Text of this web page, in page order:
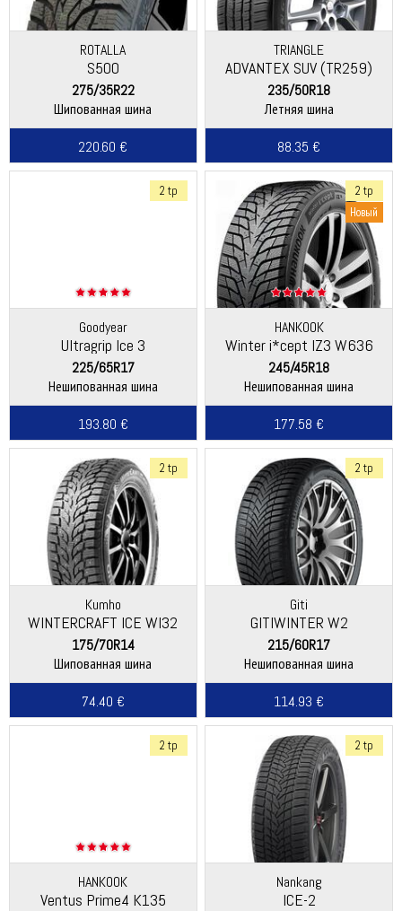
ROTALLA
S500
275/35R22
Шипованная шина
220.60 €
TRIANGLE
ADVANTEX SUV (TR259)
235/50R18
Летняя шина
88.35 €
2 tp
Goodyear
Ultragrip Ice 3
225/65R17
Нешипованная шина
193.80 €
2 tp
Новый
HANKOOK
Winter i*cept IZ3 W636
245/45R18
Нешипованная шина
177.58 €
2 tp
Kumho
WINTERCRAFT ICE WI32
175/70R14
Шипованная шина
74.40 €
2 tp
Giti
GITIWINTER W2
215/60R17
Нешипованная шина
114.93 €
2 tp
HANKOOK
Ventus Prime4 K135
2 tp
Nankang
ICE-2